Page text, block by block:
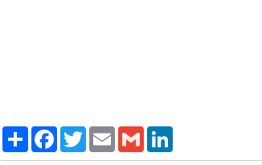
Paylaş FacebookTwitter Email Gmail